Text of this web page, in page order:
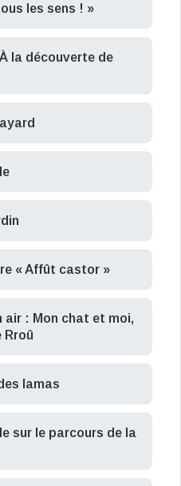
les sens ! »
la découverte de
« Affût castor »
air : Mon chat et moi,
Rroû
lamas
sur le parcours de la